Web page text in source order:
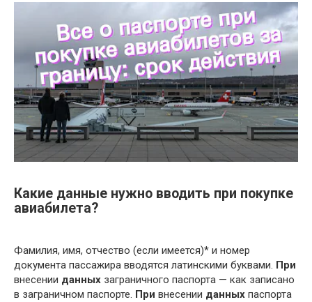
Какие данные нужно вводить при покупке
авиабилета?
Фамилия, имя, отчество (если имеется)* и номер
документа пассажира вводятся латинскими буквами. При
внесении данных заграничного паспорта — как записано
в заграничном паспорте. При внесении данных паспорта